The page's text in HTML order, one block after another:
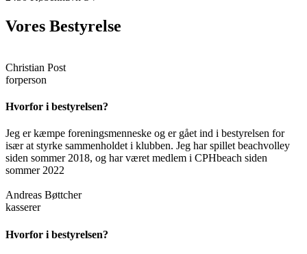
Vores Bestyrelse
Christian Post
forperson
Hvorfor i bestyrelsen?
Jeg er kæmpe foreningsmenneske og er gået ind i bestyrelsen for
især at styrke sammenholdet i klubben. Jeg har spillet beachvolley
siden sommer 2018, og har været medlem i CPHbeach siden
sommer 2022
Andreas Bøttcher
kasserer
Hvorfor i bestyrelsen?